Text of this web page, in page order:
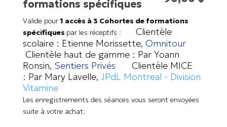
formations spécifiques
Valide pour1 accès à 3 Cohortes de formations
spécifiques par les réceptifs :
Clientèle
scolaire : Etienne Morissette, Omnitour
Clientèle haut de gamme : Par Yoann
Ronsin, Sentiers Privés
Clientèle MICE
: Par Mary Lavelle, JPdL Montreal - Division
Vitamine
Les enregistrements des séances vous seront envoyées
suite à votre achat.